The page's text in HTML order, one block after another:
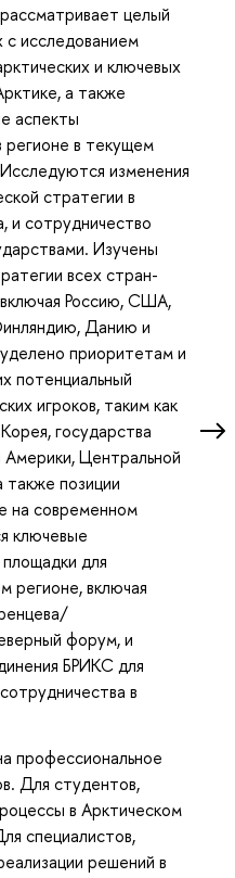
целый
с исследованием
и ключевых
а также
аспекты
в текущем
изменения
стратегии в
и сотрудничество
Изучены
всех стран-
Россию, США,
Данию и
приоритетам и
потенциальный
игроков, таким как
государства
Центральной
позиции
на современном
ключевые
для
регионе, включая
форум, и
БРИКС для
в
профессиональное
Для студентов,
в Арктическом
специалистов,
решений в